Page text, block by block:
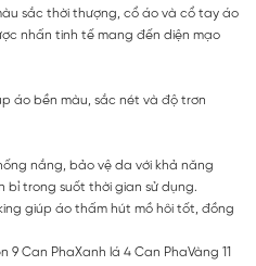
sắc thời thượng, cổ áo và cổ tay áo
nhấn tinh tế mang đến diện mạo
áo bền màu, sắc nét và độ trơn
nắng, bảo vệ da với khả năng
bỉ trong suốt thời gian sử dụng.
giúp áo thấm hút mồ hôi tốt, đồng
9 Can PhaXanh lá 4 Can PhaVàng 11